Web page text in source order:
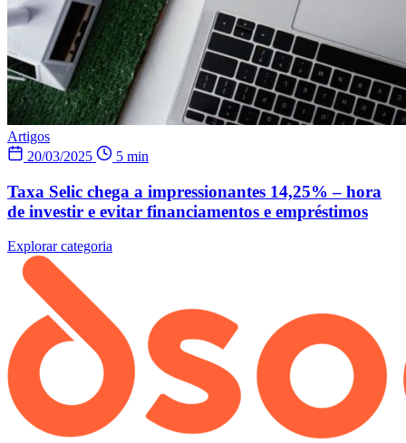
Artigos
20/03/2025
5 min
Taxa Selic chega a impressionantes 14,25% – hora
de investir e evitar financiamentos e empréstimos
Explorar categoria